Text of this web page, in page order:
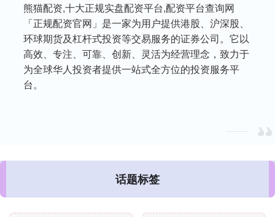
熊猫配资,十大正规实盘配资平台,配资平台查询网
「正规配资官网」是一家为用户提供港股、沪深股、
环球期货及杠杆式投资等交易服务的证券公司。它以
高效、专注、可靠、创新、灵活为经营理念，致力于
为全球华人投资者提供一站式全方位的投资服务平
台。
话题标签